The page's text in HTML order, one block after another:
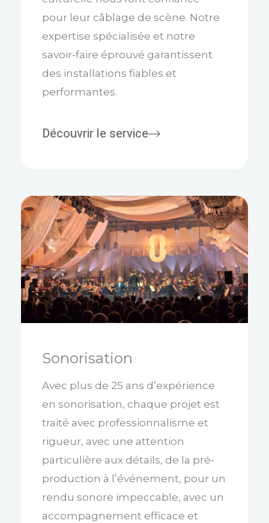
pour leur câblage de scène. Notre
expertise spécialisée et notre
savoir-faire éprouvé garantissent
des installations fiables et
performantes.
Découvrir le service
Sonorisation
Avec plus de 25 ans d’expérience
en sonorisation, chaque projet est
traité avec professionnalisme et
rigueur, avec une attention
particulière aux détails, de la pré-
production à l’événement, pour un
rendu sonore impeccable, avec un
accompagnement efficace et